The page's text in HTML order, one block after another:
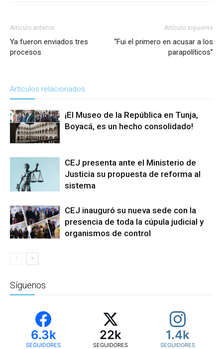
Artículo anterior
Ya fueron enviados tres
procesos
Artículo siguiente
“Fui el primero en acusar a los
parapolíticos”
Artículos relacionados
¡El Museo de la República en Tunja,
Boyacá, es un hecho consolidado!
CEJ presenta ante el Ministerio de
Justicia su propuesta de reforma al
sistema
CEJ inauguró su nueva sede con la
presencia de toda la cúpula judicial y
organismos de control
Síguenos
6.3k
SEGUIDORES
22k
SEGUIDORES
1.4k
SEGUIDORES